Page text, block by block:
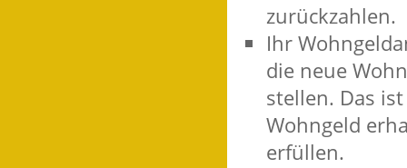
zurückzahlen.
Ihr
die neue
stellen. Das
Wohngeld
erfüllen.